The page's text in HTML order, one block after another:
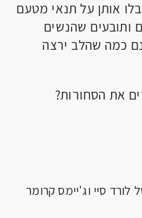
אותן על תנאי מטעם
ותובעים שהנשים
כמה שהלב ירצה
את הסחורות?
לורד סיי וג'יימס קרומר